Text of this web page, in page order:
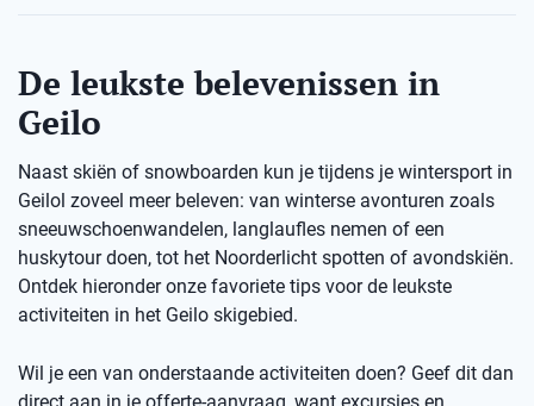
De leukste belevenissen in
Geilo
Naast skiën of snowboarden kun je tijdens je wintersport in
Geilol zoveel meer beleven: van winterse avonturen zoals
sneeuwschoenwandelen, langlaufles nemen of een
huskytour doen, tot het Noorderlicht spotten of avondskiën.
Ontdek hieronder onze favoriete tips voor de leukste
activiteiten in het Geilo skigebied.
Wil je een van onderstaande activiteiten doen? Geef dit dan